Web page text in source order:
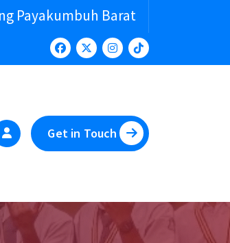
Payakumbuh Barat
Get in Touch